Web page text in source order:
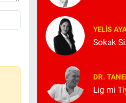
YELIS
Sokak
DR.
Lig mi